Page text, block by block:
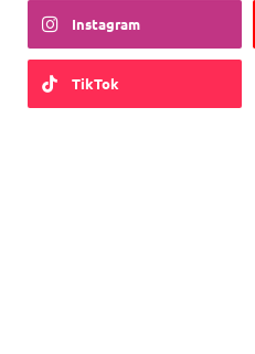
Instagram
TikTok